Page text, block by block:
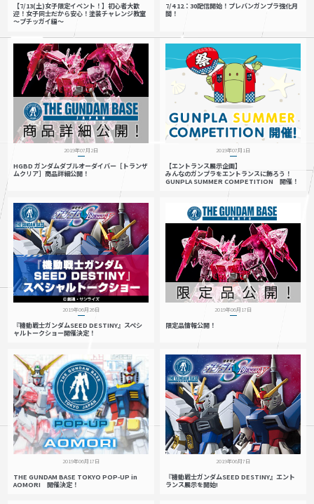
【7/13(土)女子限定イベント！】初心者大歓
迎！女子同士だから安心！塗装チャレンジ教室
～プチッガイ編～
7/4 12：30配信開始！プレバンガンプラ強化月
間！
2019年07月2日
HGBD ガンダムダブルオーダイバー［トランザ
ムクリア］商品詳細公開！
2019年07月1日
【エントランス展示企画】
みんなのガンプラをエントランスに飾ろう！
GUNPLA SUMMER COMPETITION 開催！
2019年06月26日
『機動戦士ガンダムSEED DESTINY』スペシ
ャルトークショー開催決定！
2019年06月17日
限定品情報公開！
2019年06月17日
THE GUNDAM BASE TOKYO POP-UP in
AOMORI 開催決定！
2019年06月7日
『機動戦士ガンダムSEED DESTINY』エント
ランス展示を開始!